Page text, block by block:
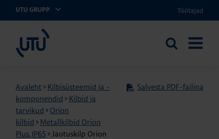
UTU GRUPP Töötajad
Otsi
Avaleht > Kilbisüsteemid ja -
komponendid > Kilbid ja
tarvikud > Orion
kilbid > Metallkilbid Orion
Plus, IP65 >Jaotuskilp Orion
Salvesta PDF-failina